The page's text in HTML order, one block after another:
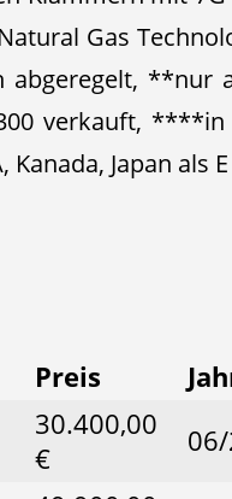
Gas
abgeregelt, **nur
verkauft, ****in
Japan als
Preis
30.400,00
€